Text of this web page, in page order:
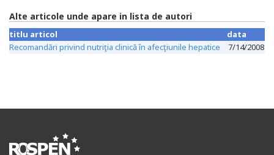
Alte articole unde apare in lista de autori
titlu articol
data
Recomandări privind nutriţia clinică în afecţiunile hepatice
7/14/2008